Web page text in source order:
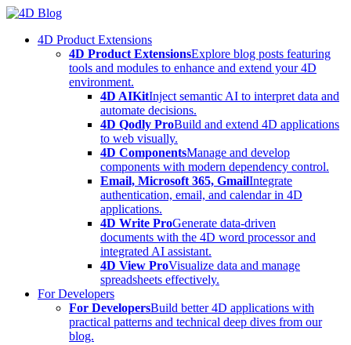
Skip
content4D Product Extensions
4D Product ExtensionsExplore blog posts featuring
tools and modules to enhance and extend your 4D
environment.
4D AIKitInject semantic AI to interpret data and
automate decisions.
4D Qodly ProBuild and extend 4D applications
to web visually.
4D ComponentsManage and develop
components with modern dependency control.
Email, Microsoft 365, GmailIntegrate
authentication, email, and calendar in 4D
applications.
4D Write ProGenerate data-driven
documents with the 4D word processor and
integrated AI assistant.
4D View ProVisualize data and manage
spreadsheets effectively.
For Developers
For DevelopersBuild better 4D applications with
practical patterns and technical deep dives from our
blog.